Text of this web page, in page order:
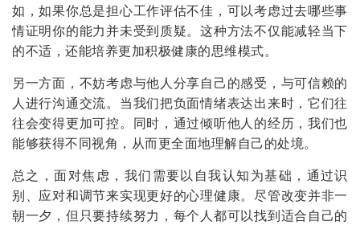
如，如果你总是担心工作评估不佳，可以考虑过去哪些事
情证明你的能力并未受到质疑。这种方法不仅能减轻当下
的不适，还能培养更加积极健康的思维模式。
另一方面，不妨考虑与他人分享自己的感受，与可信赖的
人进行沟通交流。当我们把负面情绪表达出来时，它们往
往会变得更加可控。同时，通过倾听他人的经历，我们也
能够获得不同视角，从而更全面地理解自己的处境。
总之，面对焦虑，我们需要以自我认知为基础，通过识
别、应对和调节来实现更好的心理健康。尽管改变并非一
朝一夕，但只要持续努力，每个人都可以找到适合自己的